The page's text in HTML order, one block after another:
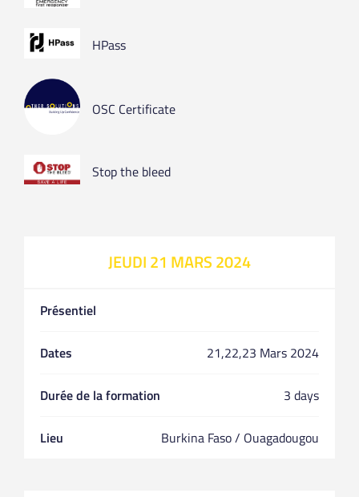
HPass
OSC Certificate
Stop the bleed
JEUDI 21 MARS 2024
Présentiel
Dates 21,22,23 Mars 2024
Durée de la formation 3 days
Lieu Burkina Faso / Ouagadougou